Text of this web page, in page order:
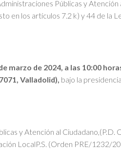
Públicas y
en los artículos 7.2 k) y 44 de la
marzo de 2024, a las 10:00
Valladolid), bajo la
y Atención al
LocalP.S. (Orden PRE/1232/